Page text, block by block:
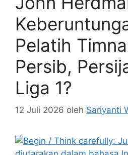
Pelatih
Persib,
Liga 1?
12 Juli 2026 oleh Sariyanti